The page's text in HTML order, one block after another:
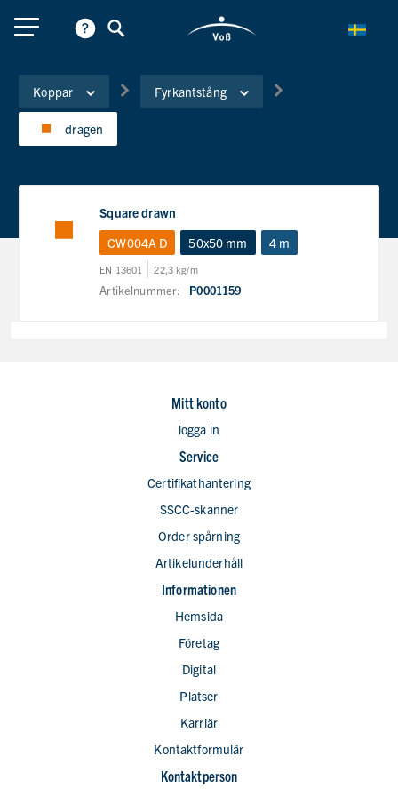
Koppar Fyrkantstång
dragen
Square drawn
CW004A D
50x50 mm 4 m
EN 13601 22,3 kg/m
Artikelnummer: P0001159
Mitt konto
logga in
Service
Certifikathantering
SSCC-skanner
Order spårning
Artikelunderhåll
Informationen
Hemsida
Företag
Digital
Platser
Karriär
Kontaktformulär
Kontaktperson